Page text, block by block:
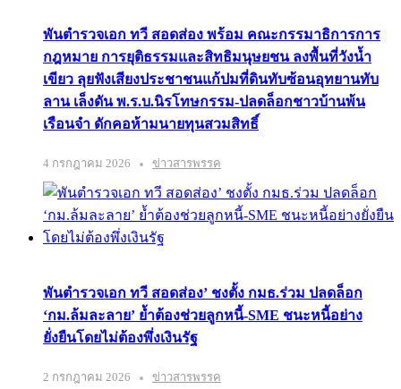
พันตำรวจเอก ทวี สอดส่อง พร้อม คณะกรรมาธิการการ
กฎหมาย การยุติธรรมและสิทธิมนุษยชน ลงพื้นที่วังน้ำ
เขียว ลุยฟังเสียงประชาชนแก้ปมที่ดินทับซ้อนอุทยานทับ
ลาน เล็งดัน พ.ร.บ.นิรโทษกรรม-ปลดล็อกชาวบ้านพ้น
เรือนจำ ดักคอห้ามนายทุนสวมสิทธิ์
4 กรกฎาคม 2026 ข่าวสารพรรค
พันตำรวจเอก ทวี สอดส่อง’ ชงตั้ง กมธ.ร่วม ปลดล็อก
‘กม.ล้มละลาย’ ย้ำต้องช่วยลูกหนี้-SME ชนะหนี้อย่าง
ยั่งยืนโดยไม่ต้องพึ่งเงินรัฐ
2 กรกฎาคม 2026 ข่าวสารพรรค